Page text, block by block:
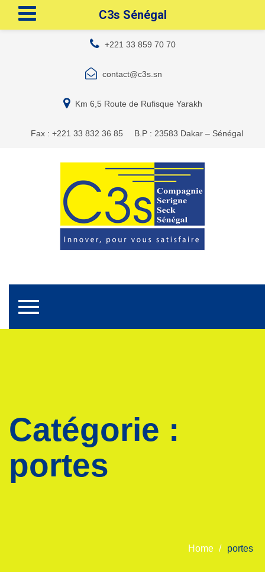
+221 33 859 70 70
contact@c3s.sn
Km 6,5 Route de Rufisque Yarakh
Fax : +221 33 832 36 85 B.P : 23583 Dakar – Sénégal
Toggle navigation
Catégorie :
portes
Home / portes
C3s Sénégal